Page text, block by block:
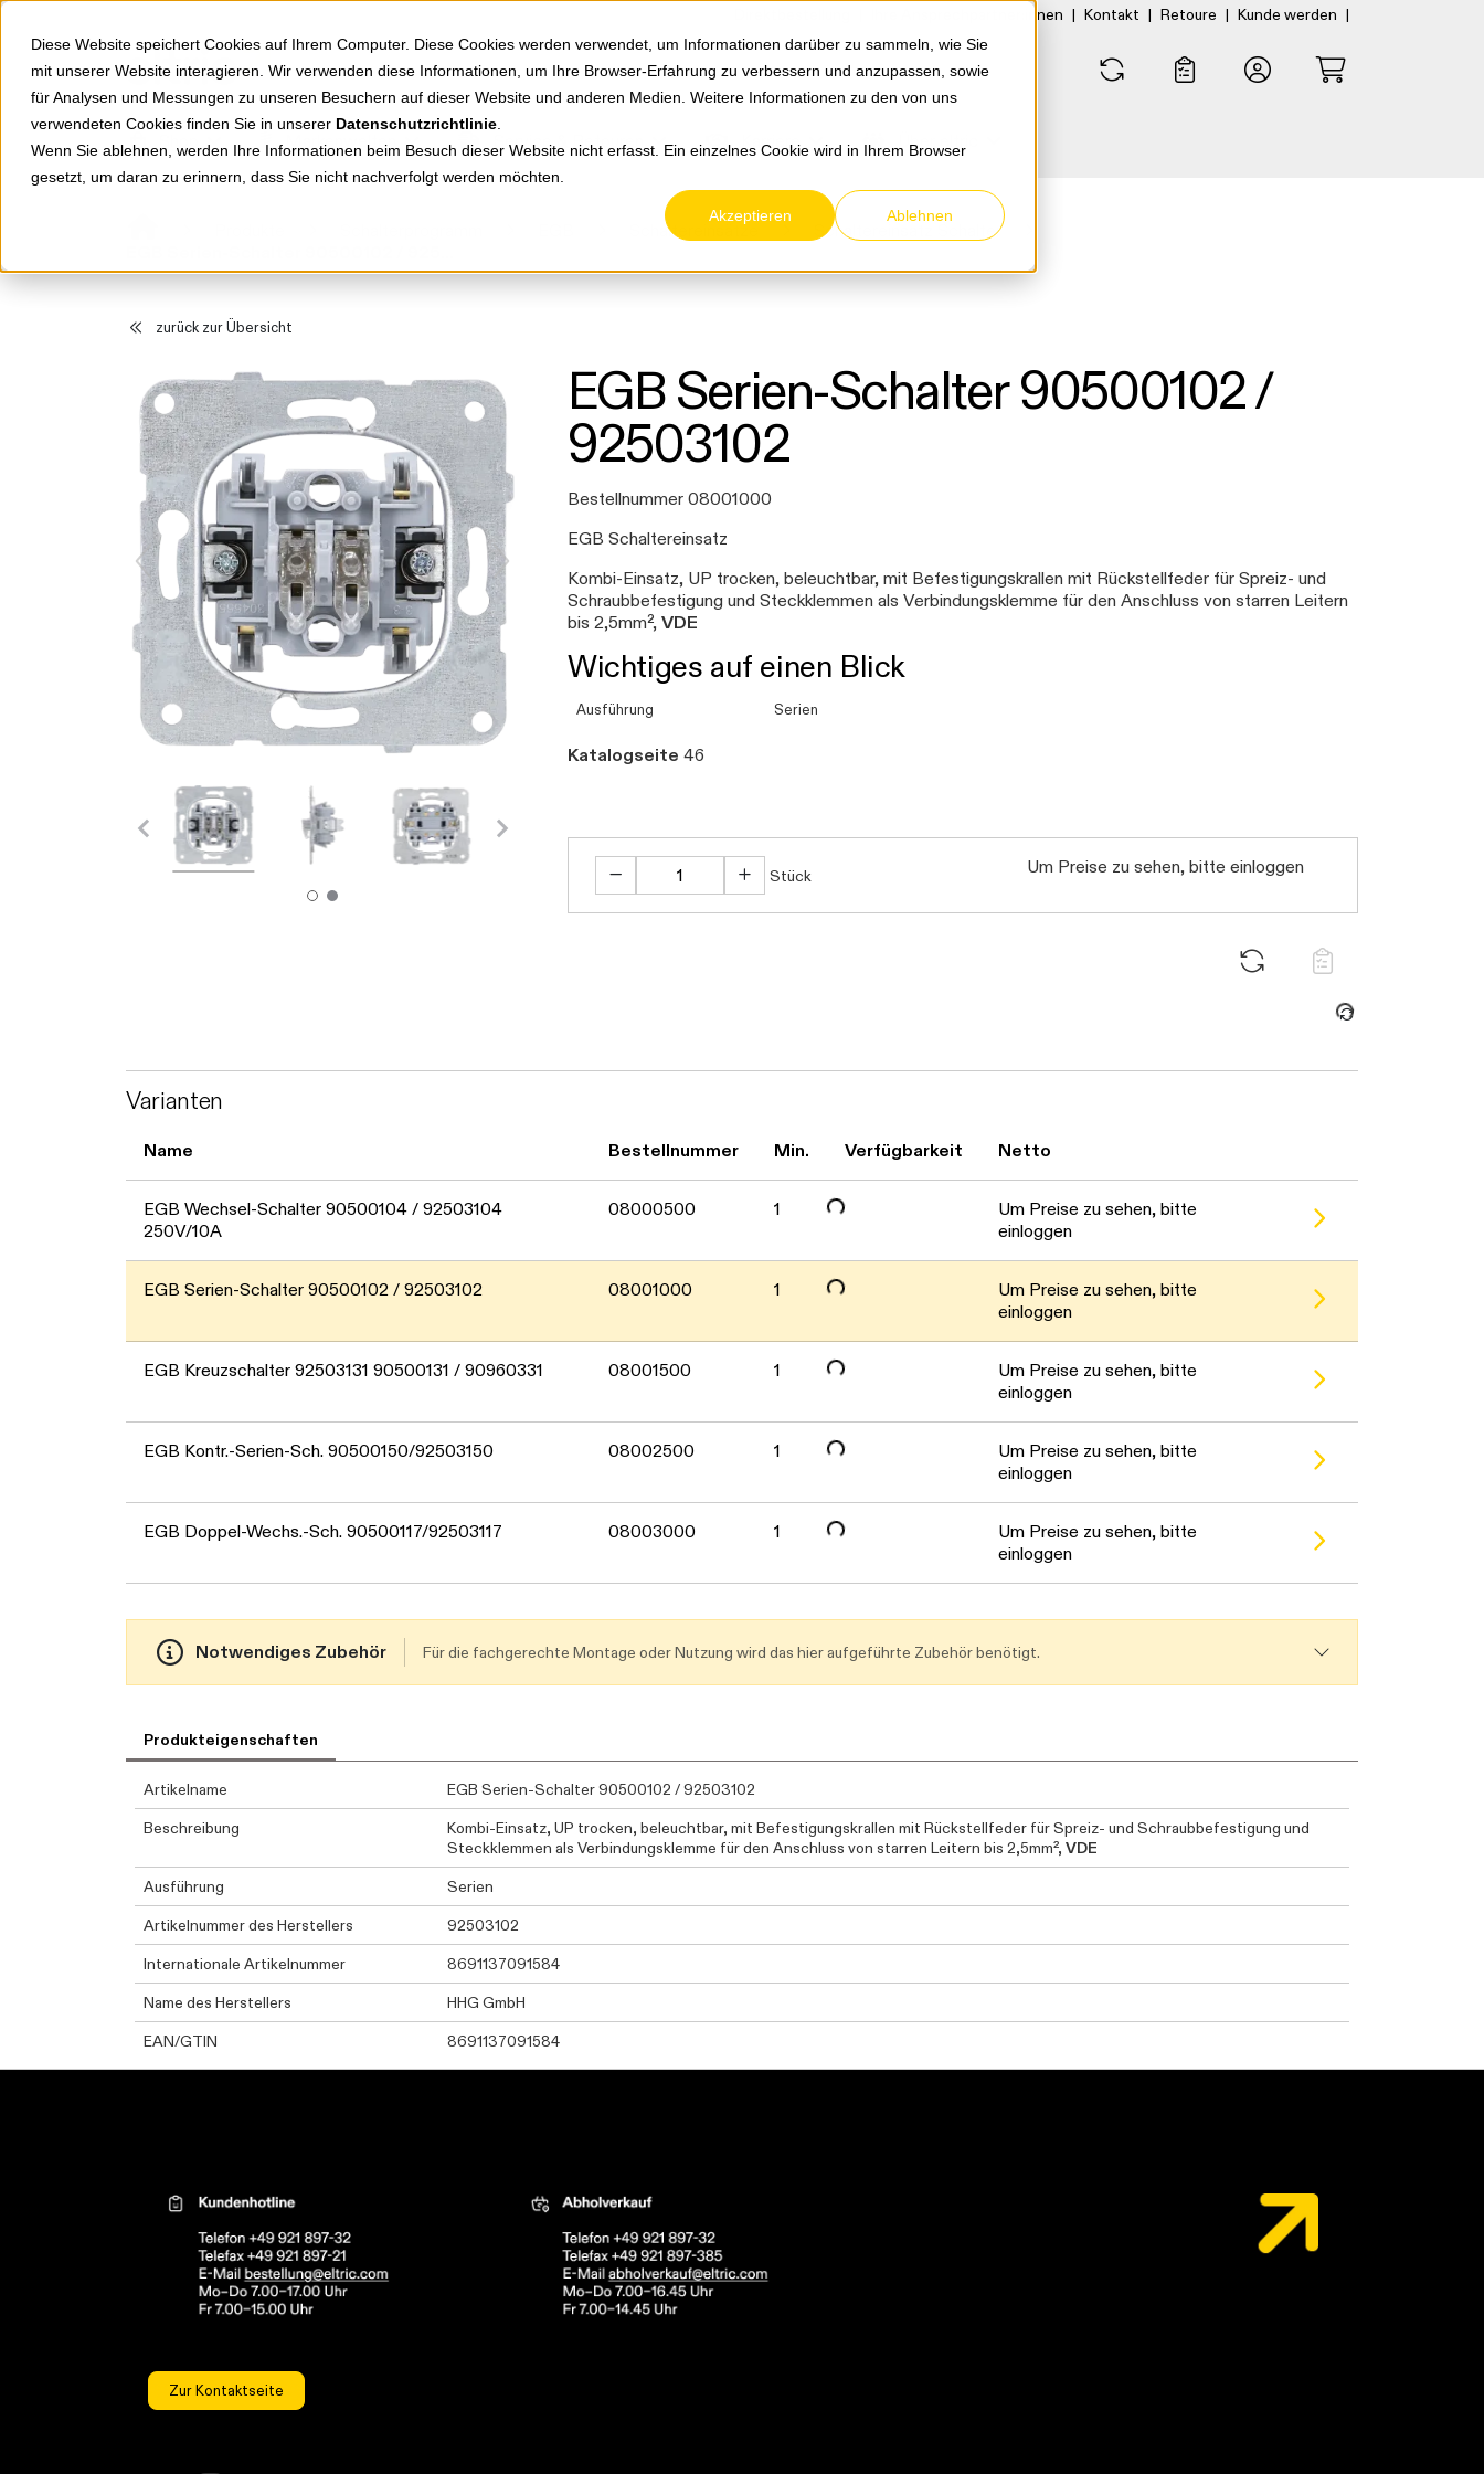
Diese Website speichert Cookies auf Ihrem Computer. Diese Cookies werden verwendet, um Informationen darüber zu sammeln, wie Sie
mit unserer Website interagieren. Wir verwenden diese Informationen, um Ihre Browser-Erfahrung zu verbessern und anzupassen, sowie
für Analysen und Messungen zu unseren Besuchern auf dieser Website und anderen Medien. Weitere Informationen zu den von uns
verwendeten Cookies finden Sie in unserer Datenschutzrichtlinie
Wenn Sie ablehnen, werden Ihre Informationen beim Besuch dieser Website nicht erfasst. Ein einzelnes Cookie wird in Ihrem Browser
gesetzt, um daran zu erinnern, dass Sie nicht nachverfolgt werden möchten.
Akzeptieren Ablehnen
Springe zu Hauptinhalt Ihre Ansprechpartner:innen | Kontakt | Retoure | Kunde werden |
Markenwelten Service & Retouren Karriere Über eltric
Schaltereinsätze
Schaltereinsatz Schalter
zurück zur Übersicht
EGB Serien-Schalter 90500102 /
92503102
Bestellnummer 08001000
EGB Schaltereinsatz
Kombi-Einsatz, UP trocken, beleuchtbar, mit Befestigungskrallen mit Rückstellfeder für Spreiz- und
Schraubbefestigung und Steckklemmen als Verbindungsklemme für den Anschluss von starren Leitern
bis 2,5mm², VDE
Wichtiges auf einen Blick
Ausführung Serien
Katalogseite 46
Stück Um Preise zu sehen, bitte einloggen
Daten werden
Varianten
Name Bestellnummer Min. Verfügbarkeit Netto
EGB Wechsel-Schalter 90500104 / 92503104
250V/10A
08000500 1 Daten werden geladen. Bitte warten...Um Preise zu sehen, bitte
einloggen
EGB Serien-Schalter 90500102 / 92503102 08001000 1 Daten werden geladen. Bitte warten...Um Preise zu sehen, bitte
einloggen
EGB Kreuzschalter 92503131 90500131 / 90960331 08001500 1 Daten werden geladen. Bitte warten...Um Preise zu sehen, bitte
einloggen
EGB Kontr.-Serien-Sch. 90500150/92503150 08002500 1 Daten werden geladen. Bitte warten...Um Preise zu sehen, bitte
einloggen
EGB Doppel-Wechs.-Sch. 90500117/92503117 08003000 1 Daten werden geladen. Bitte warten...Um Preise zu sehen, bitte
einloggen
Notwendiges Zubehör Für die fachgerechte Montage oder Nutzung wird das hier aufgeführte Zubehör benötigt.
Produkteigenschaften
Artikelname
EGB Serien-Schalter 90500102 / 92503102
Beschreibung
Kombi-Einsatz, UP trocken, beleuchtbar, mit Befestigungskrallen mit Rückstellfeder für Spreiz- und Schraubbefestigung und
Steckklemmen als Verbindungsklemme für den Anschluss von starren Leitern bis 2,5mm², VDE
Ausführung
Serien
Artikelnummer des Herstellers
92503102
Internationale Artikelnummer
8691137091584
Name des Herstellers
HHG GmbH
EAN/GTIN
8691137091584
Zur Kontaktseite